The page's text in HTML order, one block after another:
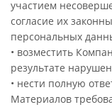
участием
согласие их
персональных
• возместить
результате
• нести полную
Материалов